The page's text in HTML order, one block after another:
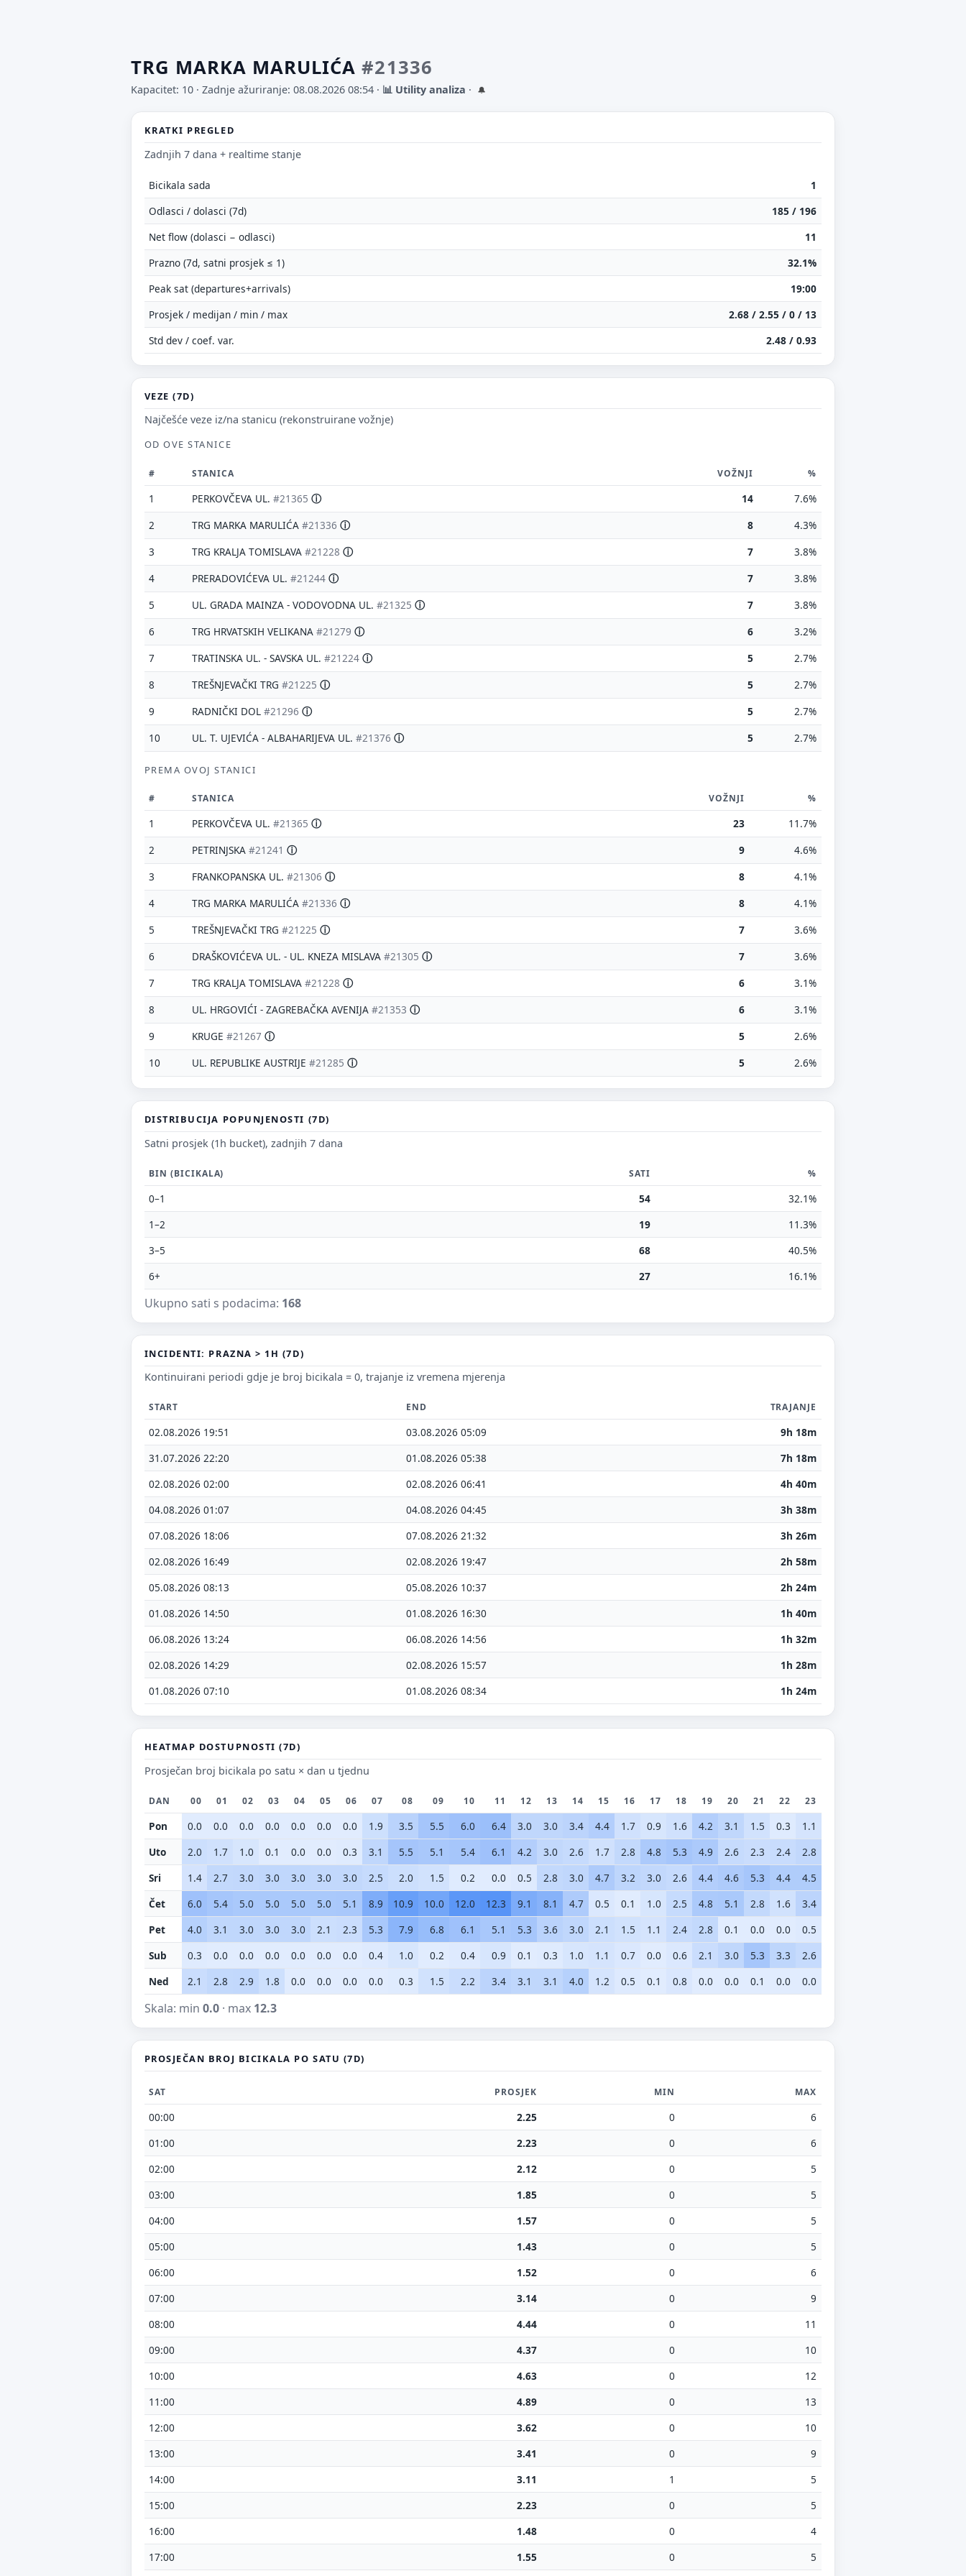
TRG MARKA MARULIĆA#21336
Kapacitet: 10 · Zadnje ažuriranje: 08.08.2026 08:54 · 📊 Utility analiza · 🔔
KRATKI PREGLED
Zadnjih 7 dana + realtime stanje
Bicikala sada
1
Odlasci / dolasci (7d)
185 / 196
Net flow (dolasci − odlasci)
11
Prazno (7d, satni prosjek ≤ 1)
32.1%
Peak sat (departures+arrivals)
19:00
Prosjek / medijan / min / max
2.68 / 2.55 / 0 / 13
Std dev / coef. var.
2.48 / 0.93
VEZE (7D)
Najčešće veze iz/na stanicu (rekonstruirane vožnje)
OD OVE STANICE
# STANICA VOŽNJI %
1 PERKOVČEVA UL. #21365 ⓘ 14
7.6%
2
TRG MARKA MARULIĆA #21336 ⓘ 8
4.3%
3
TRG KRALJA TOMISLAVA #21228 ⓘ 7
3.8%
4
PRERADOVIĆEVA UL. #21244 ⓘ 7
3.8%
5
UL. GRADA MAINZA - VODOVODNA UL. #21325 ⓘ 7
3.8%
6
TRG HRVATSKIH VELIKANA #21279 ⓘ 6
3.2%
7
TRATINSKA UL. - SAVSKA UL. #21224 ⓘ 5
2.7%
8
TREŠNJEVAČKI TRG #21225 ⓘ 5
2.7%
9
RADNIČKI DOL #21296 ⓘ 5
2.7%
10
UL. T. UJEVIĆA - ALBAHARIJEVA UL. #21376 ⓘ 5 2.7%
PREMA OVOJ STANICI
# STANICA VOŽNJI %
1 PERKOVČEVA UL. #21365 ⓘ 23
11.7%
2
PETRINJSKA #21241 ⓘ 9
4.6%
3
FRANKOPANSKA UL. #21306 ⓘ 8
4.1%
4
TRG MARKA MARULIĆA #21336 ⓘ 8
4.1%
5
TREŠNJEVAČKI TRG #21225 ⓘ 7
3.6%
6
DRAŠKOVIĆEVA UL. - UL. KNEZA MISLAVA #21305 ⓘ 7
3.6%
7
TRG KRALJA TOMISLAVA #21228 ⓘ 6
3.1%
8
UL. HRGOVIĆI - ZAGREBAČKA AVENIJA #21353 ⓘ 6
3.1%
9
KRUGE #21267 ⓘ 5
2.6%
10
UL. REPUBLIKE AUSTRIJE #21285 ⓘ 5 2.6%
DISTRIBUCIJA POPUNJENOSTI (7D)
Satni prosjek (1h bucket), zadnjih 7 dana
BIN (BICIKALA) SATI %
0–1 54
32.1%
1–2
19
11.3%
3–5
68
40.5%
6+
27 16.1%
Ukupno sati s podacima: 168
INCIDENTI: PRAZNA > 1H (7D)
Kontinuirani periodi gdje je broj bicikala = 0, trajanje iz vremena mjerenja
START END TRAJANJE
02.08.2026 19:51 03.08.2026 05:09
9h 18m
31.07.2026 22:20
01.08.2026 05:38
7h 18m
02.08.2026 02:00
02.08.2026 06:41
4h 40m
04.08.2026 01:07
04.08.2026 04:45
3h 38m
07.08.2026 18:06
07.08.2026 21:32
3h 26m
02.08.2026 16:49
02.08.2026 19:47
2h 58m
05.08.2026 08:13
05.08.2026 10:37
2h 24m
01.08.2026 14:50
01.08.2026 16:30
1h 40m
06.08.2026 13:24
06.08.2026 14:56
1h 32m
02.08.2026 14:29
02.08.2026 15:57
1h 28m
01.08.2026 07:10
01.08.2026 08:34 1h 24m
HEATMAP DOSTUPNOSTI (7D)
Prosječan broj bicikala po satu × dan u tjednu
DAN 00 01 02 03 04 05 06 07 08 09 10 11 12 13 14 15 16 17 18 19 20 21 22 23
Pon 0.0 0.0 0.0 0.0 0.0 0.0 0.0 1.9 3.5 5.5 6.0 6.4 3.0 3.0 3.4 4.4 1.7 0.9 1.6 4.2 3.1 1.5 0.3
1.1
Uto
2.0 1.7 1.0 0.1 0.0 0.0 0.3 3.1 5.5 5.1 5.4 6.1 4.2 3.0 2.6 1.7 2.8 4.8 5.3 4.9 2.6 2.3 2.4
2.8
Sri
1.4 2.7 3.0 3.0 3.0 3.0 3.0 2.5 2.0 1.5 0.2 0.0 0.5 2.8 3.0 4.7 3.2 3.0 2.6 4.4 4.6 5.3 4.4
4.5
Čet
6.0 5.4 5.0 5.0 5.0 5.0 5.1 8.9 10.9 10.0 12.0 12.3 9.1 8.1 4.7 0.5 0.1 1.0 2.5 4.8 5.1 2.8 1.6
3.4
Pet
4.0 3.1 3.0 3.0 3.0 2.1 2.3 5.3 7.9 6.8 6.1 5.1 5.3 3.6 3.0 2.1 1.5 1.1 2.4 2.8 0.1 0.0 0.0
0.5
Sub
0.3 0.0 0.0 0.0 0.0 0.0 0.0 0.4 1.0 0.2 0.4 0.9 0.1 0.3 1.0 1.1 0.7 0.0 0.6 2.1 3.0 5.3 3.3
2.6
Ned
2.1 2.8 2.9 1.8 0.0 0.0 0.0 0.0 0.3 1.5 2.2 3.4 3.1 3.1 4.0 1.2 0.5 0.1 0.8 0.0 0.0 0.1 0.0 0.0
Skala: min 0.0· max 12.3
PROSJEČAN BROJ BICIKALA PO SATU (7D)
SAT PROSJEK MIN MAX
00:00 2.25 0
6
01:00
2.23 0
6
02:00
2.12 0
5
03:00
1.85 0
5
04:00
1.57 0
5
05:00
1.43 0
5
06:00
1.52 0
6
07:00
3.14 0
9
08:00
4.44 0
11
09:00
4.37 0
10
10:00
4.63 0
12
11:00
4.89 0
13
12:00
3.62 0
10
13:00
3.41 0
9
14:00
3.11 1
5
15:00
2.23 0
5
16:00
1.48 0
4
17:00
1.55 0
5
Što bi ti ovdje bilo korisno? Koje pitanje želiš da ova stranica može
Povratna informacija
Prijava problema
Tvoj prijedlog
E-mail (opcionalno)
Ne moraš upisati e-mail — prijedlog možeš poslati i anonimno.